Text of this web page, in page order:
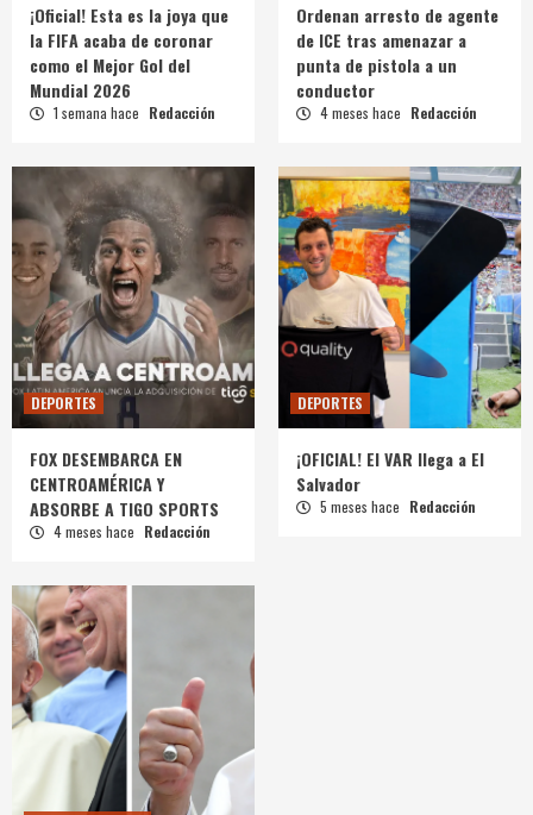
¡Oficial! Esta es la joya que
la FIFA acaba de coronar
como el Mejor Gol del
Mundial 2026
1 semana hace Redacción
Ordenan arresto de agente
de ICE tras amenazar a
punta de pistola a un
conductor
4 meses hace Redacción
DEPORTES
FOX DESEMBARCA EN
CENTROAMÉRICA Y
ABSORBE A TIGO SPORTS
4 meses hace Redacción
DEPORTES
¡OFICIAL! El VAR llega a El
Salvador
5 meses hace Redacción